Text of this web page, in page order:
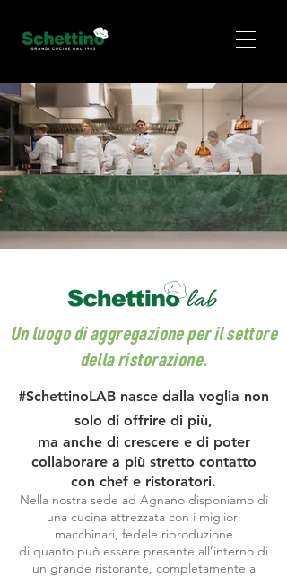
Un luogo di aggregazione per il settore
della ristorazione.
#SchettinoLAB nasce dalla voglia non
solo di offrire di più,
ma anche di crescere e di poter
collaborare a più stretto contatto
con chef e ristoratori.
Nella nostra sede ad Agnano disponiamo di
una cucina attrezzata con i migliori
macchinari, fedele riproduzione
di quanto può essere presente all’interno di
un grande ristorante, completamente a